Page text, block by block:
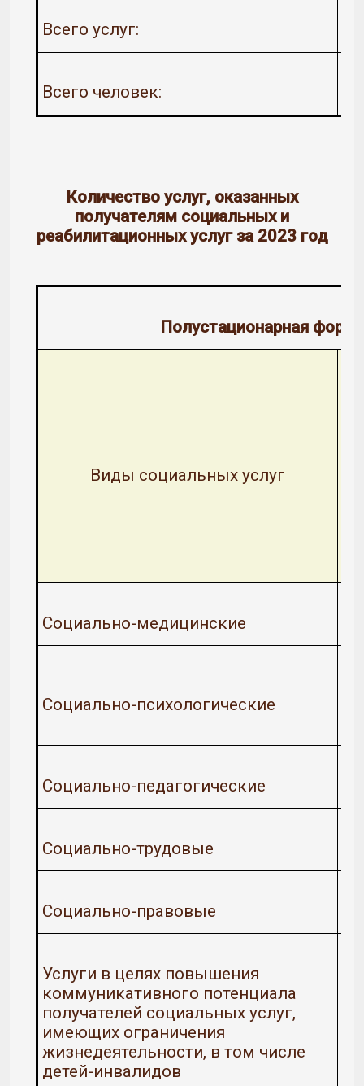
Всего услуг:
Всего человек:
Количество услуг, оказанных
получателям социальных и
реабилитационных услуг за 2023 год
Полустационарная
Виды социальных услуг
Социально-медицинские
Социально-психологические
Социально-педагогические
Социально-трудовые
Социально-правовые
Услуги в целях повышения
коммуникативного потенциала
получателей социальных услуг,
имеющих ограничения
жизнедеятельности, в том числе
детей-инвалидов